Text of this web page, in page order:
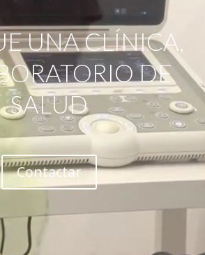
UNA CLÍNICA,
DE
SALUD
Contactar